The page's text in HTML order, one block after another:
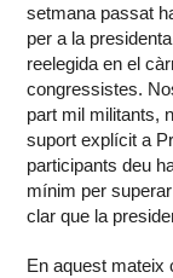
setmana passat
per a la
reelegida en el
congressistes.
part mil militants,
suport explícit a
participants deu
mínim per
clar que la
En aquest mateix